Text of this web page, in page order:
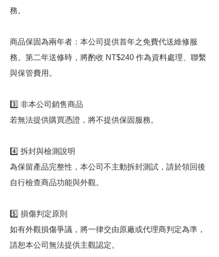
務。
商品保固為兩年者：本公司提供首年之免費代送維修服
務。第二年送修時，將酌收 NT$240 作為資料處理、聯繫
與保管費用。
3️⃣ 非本公司銷售商品
若無法提供購買憑證，將不提供保固服務。
4️⃣ 拆封與檢測說明
為保留產品完整性，本公司不主動拆封測試，請於領回後
自行檢查商品功能與外觀。
5️⃣ 損傷判定原則
如有外觀損傷爭議，將一律交由原廠或代理商判定為準，
請恕本公司無法提供主觀認定。